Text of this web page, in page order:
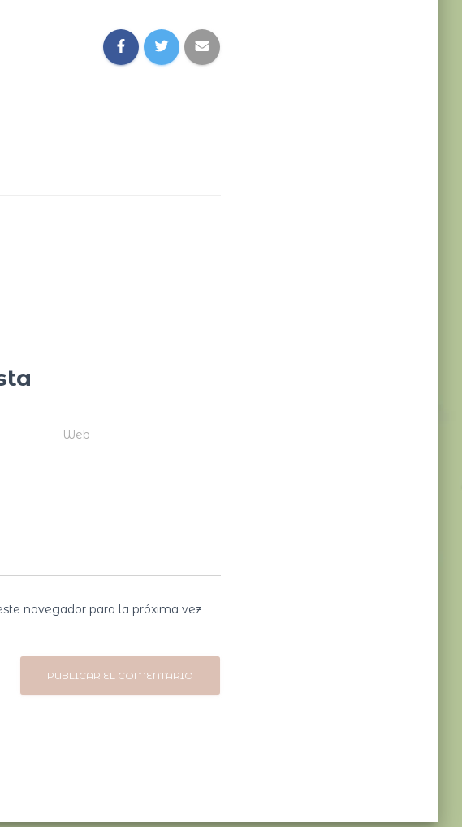
Web
navegador para la próxima vez